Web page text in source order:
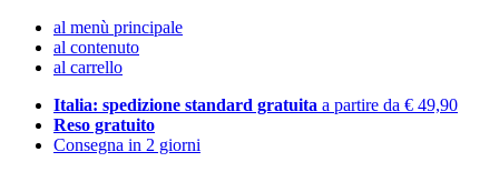
al menù principale
al contenuto
al carrello
Italia: spedizione standard gratuita a partire da € 49,90
Reso gratuito
Consegna in 2 giorni